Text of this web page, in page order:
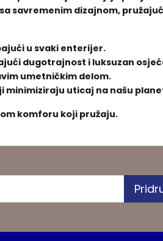
savremenim dizajnom,
u svaki enterijer.
dugotrajnost i luksuzan
umetničkim delom.
minimiziraju uticaj na našu
komforu koji pružaju.